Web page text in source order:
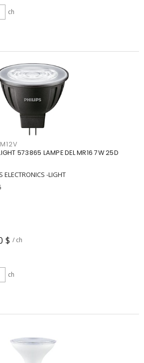
ch
573865 LAMPE DEL MR16 7W 25D
ELECTRONICS -LIGHT
$ / ch
ch